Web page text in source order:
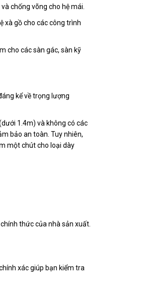
chống võng cho hệ mái.
xà gồ cho các công trình
cho các sàn gác, sàn kỹ
kể về trọng lượng
1.4m) và không có các
bảo an toàn. Tuy nhiên,
một chút cho loại dày
thức của nhà sản xuất.
xác giúp bạn kiểm tra